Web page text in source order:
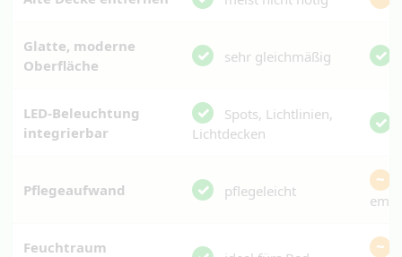
Glatte, moderne
Oberfläche
✓ sehr gleichmäßig ✓
LED-Beleuchtung
integrierbar
✓
Spots, Lichtlinien,
Lichtdecken
✓
Pflegeaufwand ✓ pflegeleicht ~
Feuchtraum
~